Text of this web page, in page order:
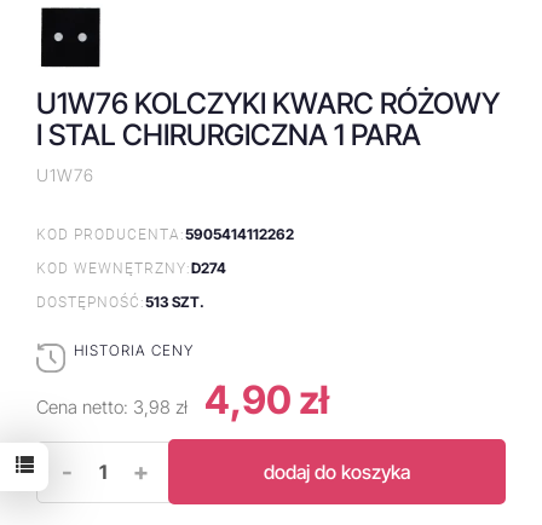
U1W76 KOLCZYKI KWARC RÓŻOWY
I STAL CHIRURGICZNA 1 PARA
U1W76
KOD PRODUCENTA:5905414112262
KOD WEWNĘTRZNY:D274
DOSTĘPNOŚĆ:513 SZT.
HISTORIA CENY
Cena netto: 3,98 zł 4,90 zł
- + dodaj do koszyka